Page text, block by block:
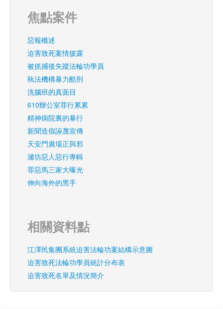
焦點案件
惡報概述
迫害致死案情披露
被抓捕後失蹤法輪功學員
執法機構暴力酷刑
洗腦班的真面目
610辦公室罪行累累
精神病院裏的暴行
新聞造假誣蔑宣傳
天安門廣場正與邪
濰坊惡人惡行專輯
罪惡馬三家大曝光
伸向海外的黑手
相關資料點
江澤民集團系統迫害法輪功案結構示意圖
迫害致死法輪功學員統計分布表
迫害致死名單及情況簡介